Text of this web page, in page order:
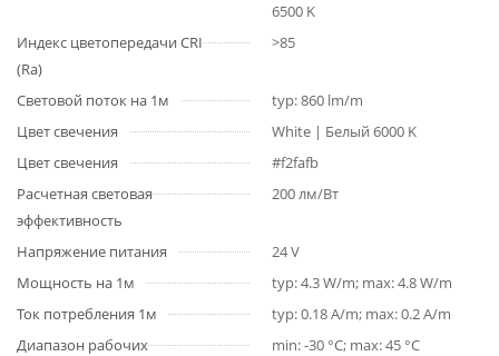
6500 K
Индекс цветопередачи CRI
(Ra)
>85
Световой поток на 1м
typ: 860 lm/m
Цвет свечения
White | Белый 6000 K
Цвет свечения
#f2fafb
Расчетная световая
эффективность
200 лм/Вт
Напряжение питания
24 V
Мощность на 1м
typ: 4.3 W/m; max: 4.8 W/m
Ток потребления 1м
typ: 0.18 A/m; max: 0.2 A/m
Диапазон рабочих
min: -30 °C; max: 45 °C